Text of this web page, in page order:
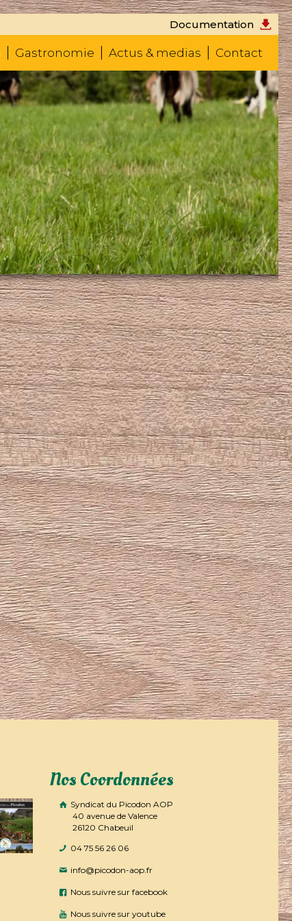
Documentation
Gastronomie Actus & medias Contact
Nos Coordonnées
Syndicat du Picodon AOP
40 avenue de Valence
26120 Chabeuil
04 75 56 26 06
info@picodon-aop.fr
Nous suivre sur facebook
Nous suivre sur youtube